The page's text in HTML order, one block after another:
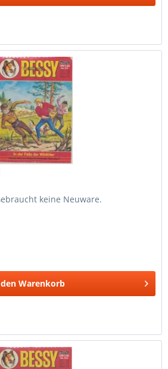
keine Neuware.
Warenkorb